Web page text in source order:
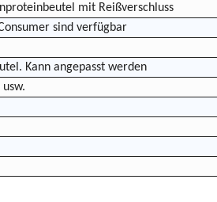
mit Reißverschluss
sind verfügbar
Kann angepasst werden